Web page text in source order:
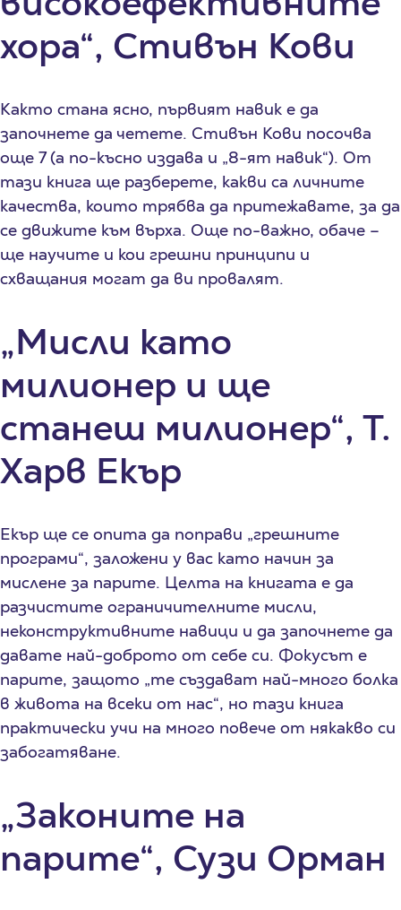
хора“, Стивън Кови
Както стана ясно, първият навик е да
започнете да четете. Стивън Кови посочва
още 7 (а по-късно издава и „8-ят навик“). От
тази книга ще разберете, какви са личните
качества, които трябва да притежавате, за да
се движите към върха. Още по-важно, обаче –
ще научите и кои грешни принципи и
схващания могат да ви провалят.
„Мисли като
милионер и ще
станеш милионер“, Т.
Харв Екър
Екър ще се опита да поправи „грешните
програми“, заложени у вас като начин за
мислене за парите. Целта на книгата е да
разчистите ограничителните мисли,
неконструктивните навици и да започнете да
давате най-доброто от себе си. Фокусът е
парите, защото „те създават най-много болка
в живота на всеки от нас“, но тази книга
практически учи на много повече от някакво си
забогатяване.
„Законите на
парите“, Сузи Орман